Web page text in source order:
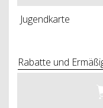
Jugendkarte
Rabatte und